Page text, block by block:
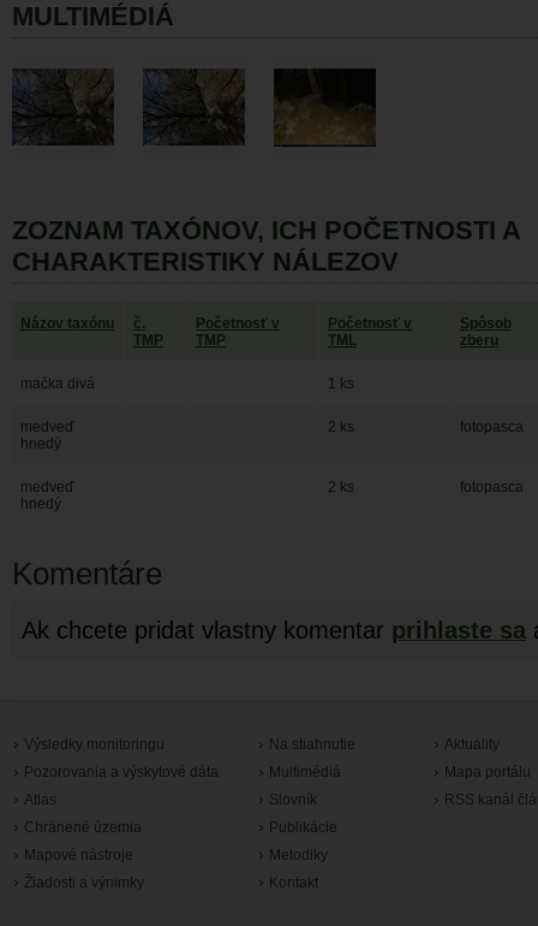
MULTIMÉDIÁ
ZOZNAM TAXÓNOV, ICH POČETNOSTI A
CHARAKTERISTIKY NÁLEZOV
Názov taxónu
č.
TMP
Početnosť v
TMP
Početnosť v
TML
Spôsob
zberu
mačka divá 1 ks
medveď
hnedý
2 ks fotopasca
medveď
hnedý
2 ks fotopasca
Komentáre
Ak chcete pridat vlastny komentar prihlaste sa
Výsledky monitoringu
Pozorovania a výskytové dáta
Atlas
Chránené územia
Mapové nástroje
Žiadosti a výnimky
Na stiahnutie
Multimédiá
Slovník
Publikácie
Metodiky
Kontakt
Aktuality
Mapa portálu
RSS kanál